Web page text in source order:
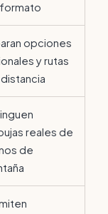
opciones
y rutas
reales de
de